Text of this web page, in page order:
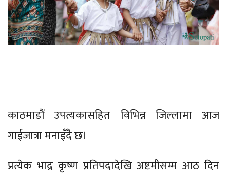
काठमाडौं उपत्यकासहित विभिन्न जिल्लामा आज
गाईजात्रा मनाइँदै छ।
प्रत्येक भाद्र कृष्ण प्रतिपदादेखि अष्टमीसम्म आठ दिन